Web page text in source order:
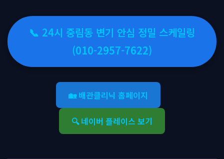
📞 24시 중림동 변기 안심 정밀 스케일링
(010-2957-7622)
🏡 배관클리닉 홈페이지
🔍 네이버 플레이스 보기